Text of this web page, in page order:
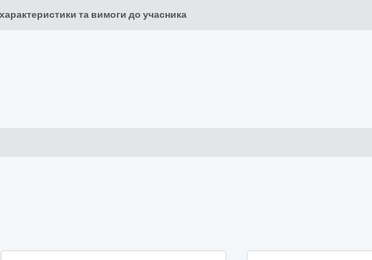
характеристики та вимоги до учасника